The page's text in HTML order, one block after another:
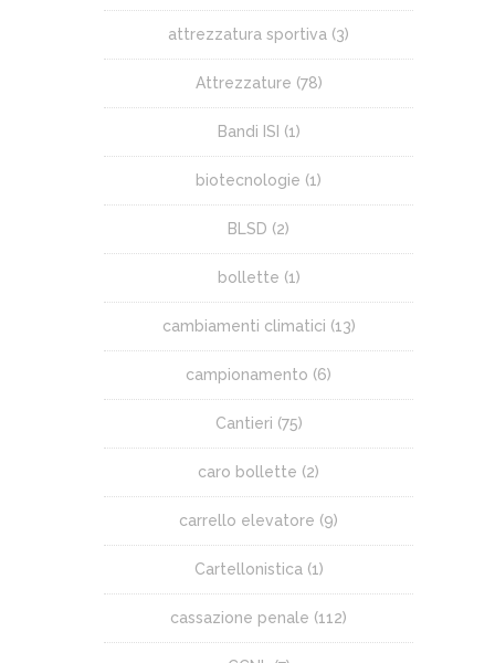
attrezzatura sportiva (3)
Attrezzature (78)
Bandi ISI (1)
biotecnologie (1)
BLSD (2)
bollette (1)
cambiamenti climatici (13)
campionamento (6)
Cantieri (75)
caro bollette (2)
carrello elevatore (9)
Cartellonistica (1)
cassazione penale (112)